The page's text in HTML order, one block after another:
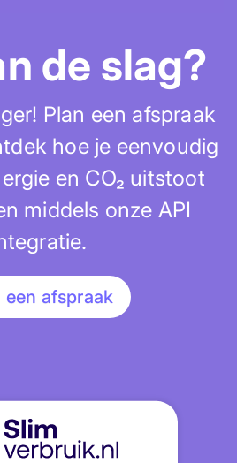
de slag?
Plan een afspraak
hoe je eenvoudig
en CO₂ uitstoot
middels onze API
een afspraak